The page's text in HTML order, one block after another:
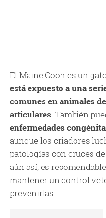
El Maine Coon es un
está expuesto a una
comunes en animales
articulares. También
enfermedades
aunque los criadores
patologías con cruces
aún así, es
mantener un control
prevenirlas.